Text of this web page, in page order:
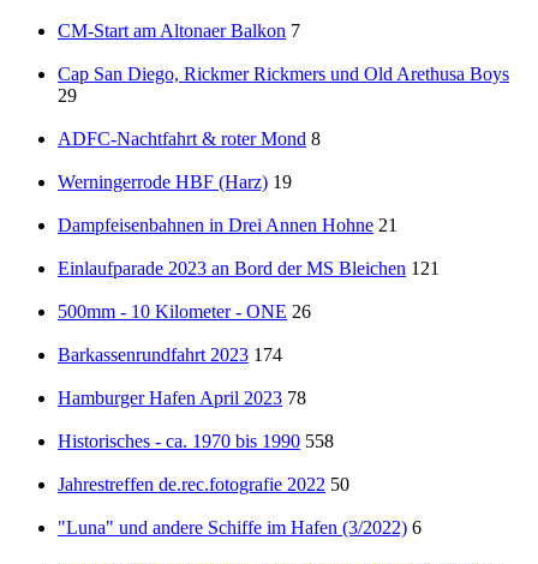
CM-Start am Altonaer Balkon 7
Cap San Diego, Rickmer Rickmers und Old Arethusa Boys
29
ADFC-Nachtfahrt & roter Mond 8
Werningerrode HBF (Harz) 19
Dampfeisenbahnen in Drei Annen Hohne 21
Einlaufparade 2023 an Bord der MS Bleichen 121
500mm - 10 Kilometer - ONE 26
Barkassenrundfahrt 2023 174
Hamburger Hafen April 2023 78
Historisches - ca. 1970 bis 1990 558
Jahrestreffen de.rec.fotografie 2022 50
"Luna" und andere Schiffe im Hafen (3/2022) 6